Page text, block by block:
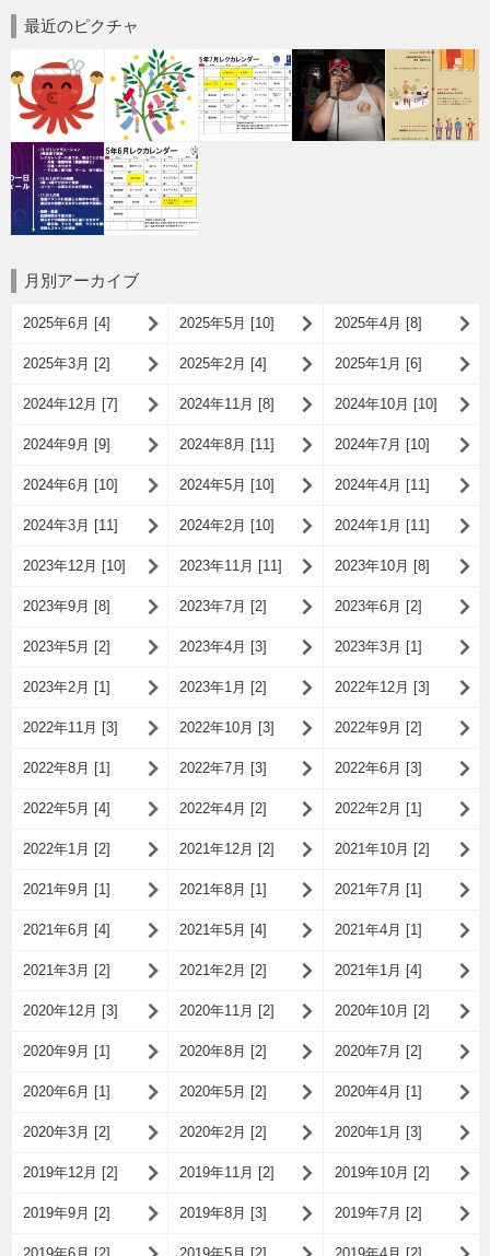
最近のピクチャ
月別アーカイブ
2025年6月 [4] 2025年5月 [10] 2025年4月 [8]
2025年3月 [2] 2025年2月 [4] 2025年1月 [6]
2024年12月 [7] 2024年11月 [8] 2024年10月 [10]
2024年9月 [9] 2024年8月 [11] 2024年7月 [10]
2024年6月 [10] 2024年5月 [10] 2024年4月 [11]
2024年3月 [11] 2024年2月 [10] 2024年1月 [11]
2023年12月 [10] 2023年11月 [11] 2023年10月 [8]
2023年9月 [8] 2023年7月 [2] 2023年6月 [2]
2023年5月 [2] 2023年4月 [3] 2023年3月 [1]
2023年2月 [1] 2023年1月 [2] 2022年12月 [3]
2022年11月 [3] 2022年10月 [3] 2022年9月 [2]
2022年8月 [1] 2022年7月 [3] 2022年6月 [3]
2022年5月 [4] 2022年4月 [2] 2022年2月 [1]
2022年1月 [2] 2021年12月 [2] 2021年10月 [2]
2021年9月 [1] 2021年8月 [1] 2021年7月 [1]
2021年6月 [4] 2021年5月 [4] 2021年4月 [1]
2021年3月 [2] 2021年2月 [2] 2021年1月 [4]
2020年12月 [3] 2020年11月 [2] 2020年10月 [2]
2020年9月 [1] 2020年8月 [2] 2020年7月 [2]
2020年6月 [1] 2020年5月 [2] 2020年4月 [1]
2020年3月 [2] 2020年2月 [2] 2020年1月 [3]
2019年12月 [2] 2019年11月 [2] 2019年10月 [2]
2019年9月 [2] 2019年8月 [3] 2019年7月 [2]